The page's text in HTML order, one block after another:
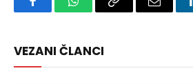
FacebookWhatsAppCopy
Email
VEZANI ČLANCI